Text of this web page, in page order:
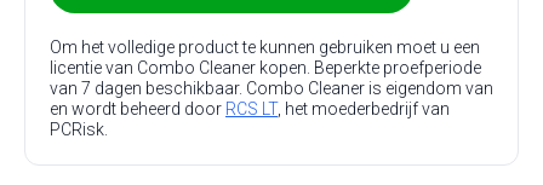
Om het volledige product te kunnen gebruiken moet u een
licentie van Combo Cleaner kopen. Beperkte proefperiode
van 7 dagen beschikbaar. Combo Cleaner is eigendom van
en wordt beheerd door RCS LT, het moederbedrijf van
PCRisk.